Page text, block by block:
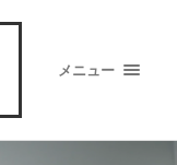
メニュー